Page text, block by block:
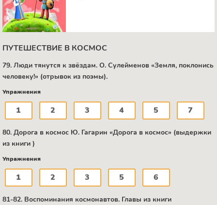
ПУТЕШЕСТВИЕ В КОСМОС
79. Люди тянутся к звёздам. О. Сулейменов «Земля, поклонись
человеку!» (отрывок из поэмы).
Упражнения
1 2 3 4 5 7
80. Дорога в космос Ю. Гагарин «Дорога в космос» (выдержки
из книги )
Упражнения
1 2 3 5 6
81-82. Воспоминания космонавтов. Главы из книги